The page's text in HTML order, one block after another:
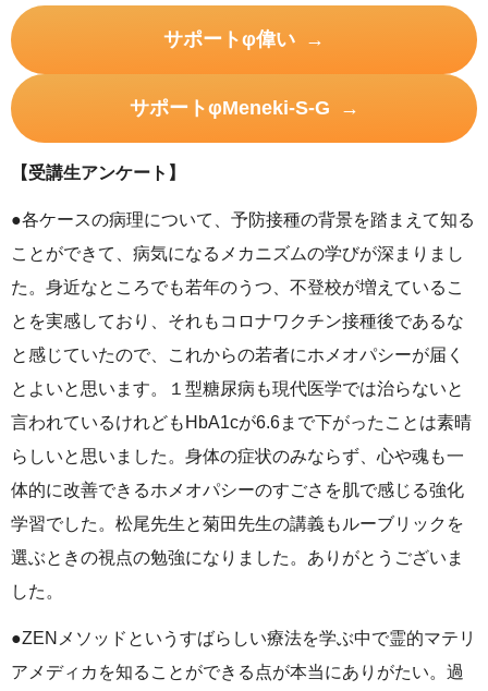
サポートφ偉い
サポートφMeneki-S-G
【受講生アンケート】
●各ケースの病理について、予防接種の背景を踏まえて知る
ことができて、病気になるメカニズムの学びが深まりまし
た。身近なところでも若年のうつ、不登校が増えているこ
とを実感しており、それもコロナワクチン接種後であるな
と感じていたので、これからの若者にホメオパシーが届く
とよいと思います。１型糖尿病も現代医学では治らないと
言われているけれどもHbA1cが6.6まで下がったことは素晴
らしいと思いました。身体の症状のみならず、心や魂も一
体的に改善できるホメオパシーのすごさを肌で感じる強化
学習でした。松尾先生と菊田先生の講義もルーブリックを
選ぶときの視点の勉強になりました。ありがとうございま
した。
●ZENメソッドというすばらしい療法を学ぶ中で霊的マテリ
アメディカを知ることができる点が本当にありがたい。過